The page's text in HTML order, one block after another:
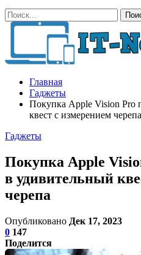
Главная
Гаджеты
Покупка Apple Vision Pro
квест с измерением черепа
Гаджеты
Покупка Apple
в удивительный
черепа
Опубликовано Дек 17, 2023
0 147
Поделится